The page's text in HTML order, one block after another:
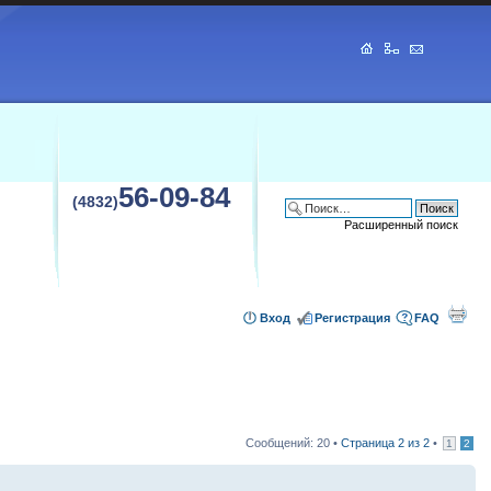
(4832)56-09-84
Расширенный поиск
FAQ
Регистрация
Вход
Сообщений: 20 • Страница 2 из 2 • 1 2